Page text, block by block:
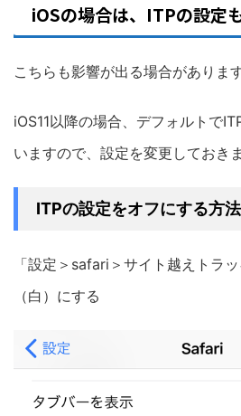
iOSの場合は、ITPの設定
こちらも影響が出る場合があります
iOS11以降の場合、デフォルトで
いますので、設定を変更しておき
ITPの設定をオフにする方法
「設定＞safari＞サイト越えトラ
（白）にする